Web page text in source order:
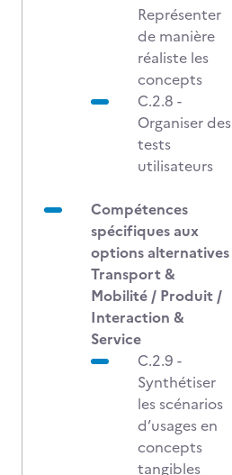
Représenter
de manière
réaliste les
concepts
C.2.8 -
Organiser des
tests
utilisateurs
Compétences
spécifiques aux
options alternatives
Transport &
Mobilité / Produit /
Interaction &
Service
C.2.9 -
Synthétiser
les scénarios
d’usages en
concepts
tangibles